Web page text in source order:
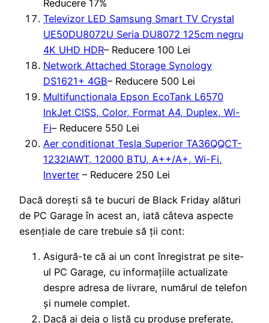
Reducere 17%
Televizor LED Samsung Smart TV Crystal
UE50DU8072U Seria DU8072 125cm negru
4K UHD HDR– Reducere 100 Lei
Network Attached Storage Synology
DS1621+ 4GB– Reducere 500 Lei
Multifunctionala Epson EcoTank L6570
InkJet CISS, Color, Format A4, Duplex, Wi-
Fi– Reducere 550 Lei
Aer conditionat Tesla Superior TA36QQCT-
1232IAWT, 12000 BTU, A++/A+, Wi-Fi,
Inverter – Reducere 250 Lei
Dacă dorești să te bucuri de Black Friday alături
de PC Garage în acest an, iată câteva aspecte
esențiale de care trebuie să ții cont:
Asigură-te că ai un cont înregistrat pe site-
ul PC Garage, cu informațiile actualizate
despre adresa de livrare, numărul de telefon
și numele complet.
Dacă ai deja o listă cu produse preferate,